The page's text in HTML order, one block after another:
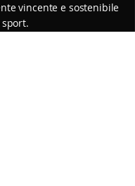
vincente e sostenibile